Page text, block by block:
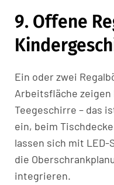
9. Offene
Ein oder zwei
Arbeitsfläche
Teegeschirre – das
ein, beim
lassen sich mit
die
integrieren.